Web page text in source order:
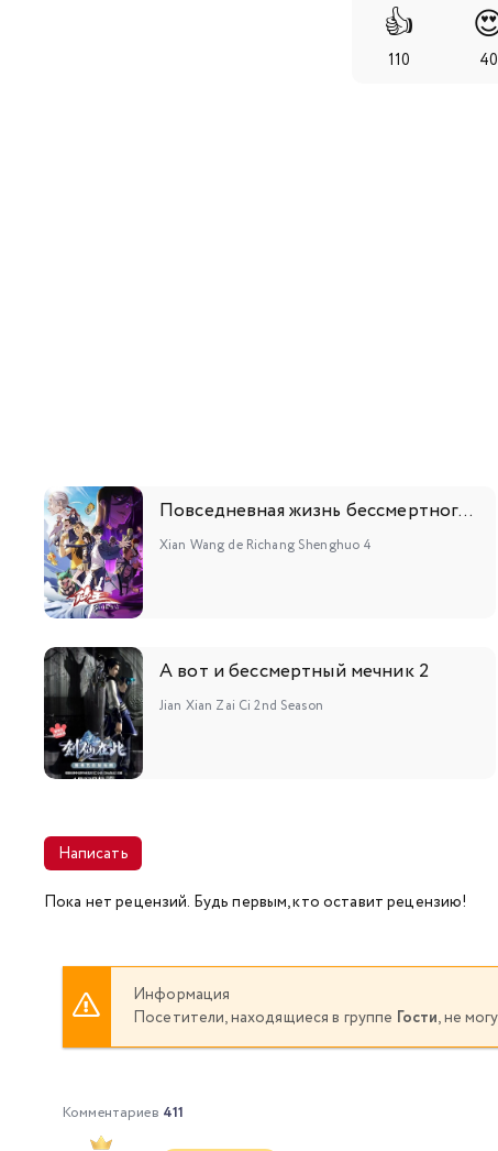
👍
110 40
Повседневная жизнь бессмертного короля 4
Xian Wang de Richang Shenghuo 4
А вот и бессмертный мечник 2
Jian Xian Zai Ci 2nd Season
Написать
Пока нет рецензий. Будь первым, кто оставит рецензию!
Информация
Посетители, находящиеся в группе Гости, не
Комментариев 411